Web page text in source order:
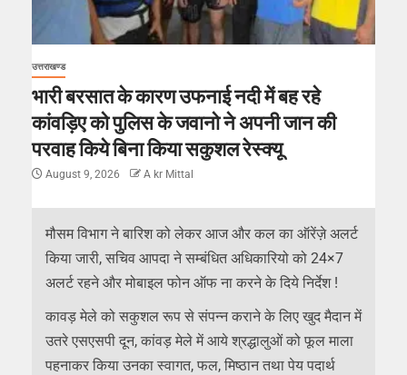
उत्तराखण्ड
भारी बरसात के कारण उफनाई नदी में बह रहे
कांवड़िए को पुलिस के जवानो ने अपनी जान की
परवाह किये बिना किया सकुशल रेस्क्यू
August 9, 2026 A kr Mittal
मौसम विभाग ने बारिश को लेकर आज और कल का ऑरेंज़े अलर्ट
किया जारी, सचिव आपदा ने सम्बंधित अधिकारियो को 24×7
अलर्ट रहने और मोबाइल फोन ऑफ ना करने के दिये निर्देश !
कावड़ मेले को सकुशल रूप से संपन्न कराने के लिए खुद मैदान में
उतरे एसएसपी दून, कांवड़ मेले में आये श्रद्धालुओं को फूल माला
पहनाकर किया उनका स्वागत, फल, मिष्ठान तथा पेय पदार्थ